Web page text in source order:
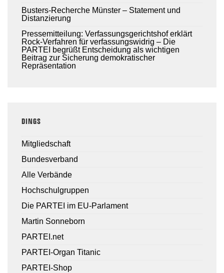
Busters-Recherche Münster – Statement und
Distanzierung
Pressemitteilung: Verfassungsgerichtshof erklärt
Rock-Verfahren für verfassungswidrig – Die
PARTEI begrüßt Entscheidung als wichtigen
Beitrag zur Sicherung demokratischer
Repräsentation
DINGS
Mitgliedschaft
Bundesverband
Alle Verbände
Hochschulgruppen
Die PARTEI im EU-Parlament
Martin Sonneborn
PARTEI.net
PARTEI-Organ Titanic
PARTEI-Shop